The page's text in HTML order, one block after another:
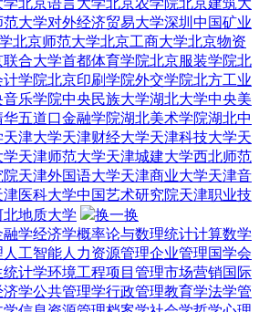
范大学对外经济贸易大学深圳 中国矿业
北京师范大学北京工商大学北京物资
联合大学首都体育学院北京服装学院北
学院北京印刷学院外交学院北方工业
音乐学院中央民族大学湖北大学中央美
华五道口金融学院湖北美术学院湖北中
天津大学天津财经大学天津科技大学天
学天津师范大学天津城建大学西北师范
院天津外国语大学天津商业大学天津音
津医科大学中国艺术研究院天津职业技
北地质大学
换一换
融学经济学概率论与数理统计计算数学
人工智能人力资源管理企业管理国学会
计学环境工程项目管理市场营销国际
济学公共管理学行政管理教育学法学管